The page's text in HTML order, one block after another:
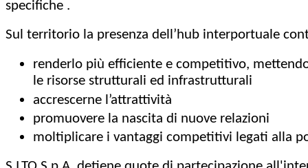
specifiche .
Sul territorio la presenza dell’hub interportuale
renderlo più efficiente e competitivo,
le risorse strutturali ed infrastrutturali
accrescerne l’attrattività
promuovere la nascita di nuove relazioni
moltiplicare i vantaggi competitivi legati alla